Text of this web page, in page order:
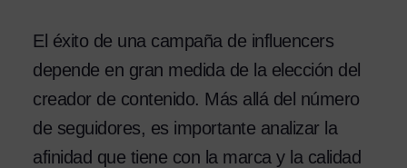
El éxito de una campaña de influencers
depende en gran medida de la elección del
creador de contenido. Más allá del número
de seguidores, es importante analizar la
afinidad que tiene con la marca y la calidad